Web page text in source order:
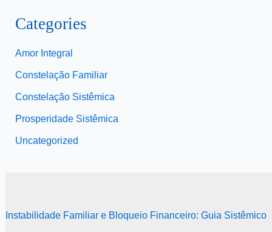
Categories
Amor Integral
Constelação Familiar
Constelação Sistêmica
Prosperidade Sistêmica
Uncategorized
Instabilidade Familiar e Bloqueio Financeiro: Guia Sistêmico